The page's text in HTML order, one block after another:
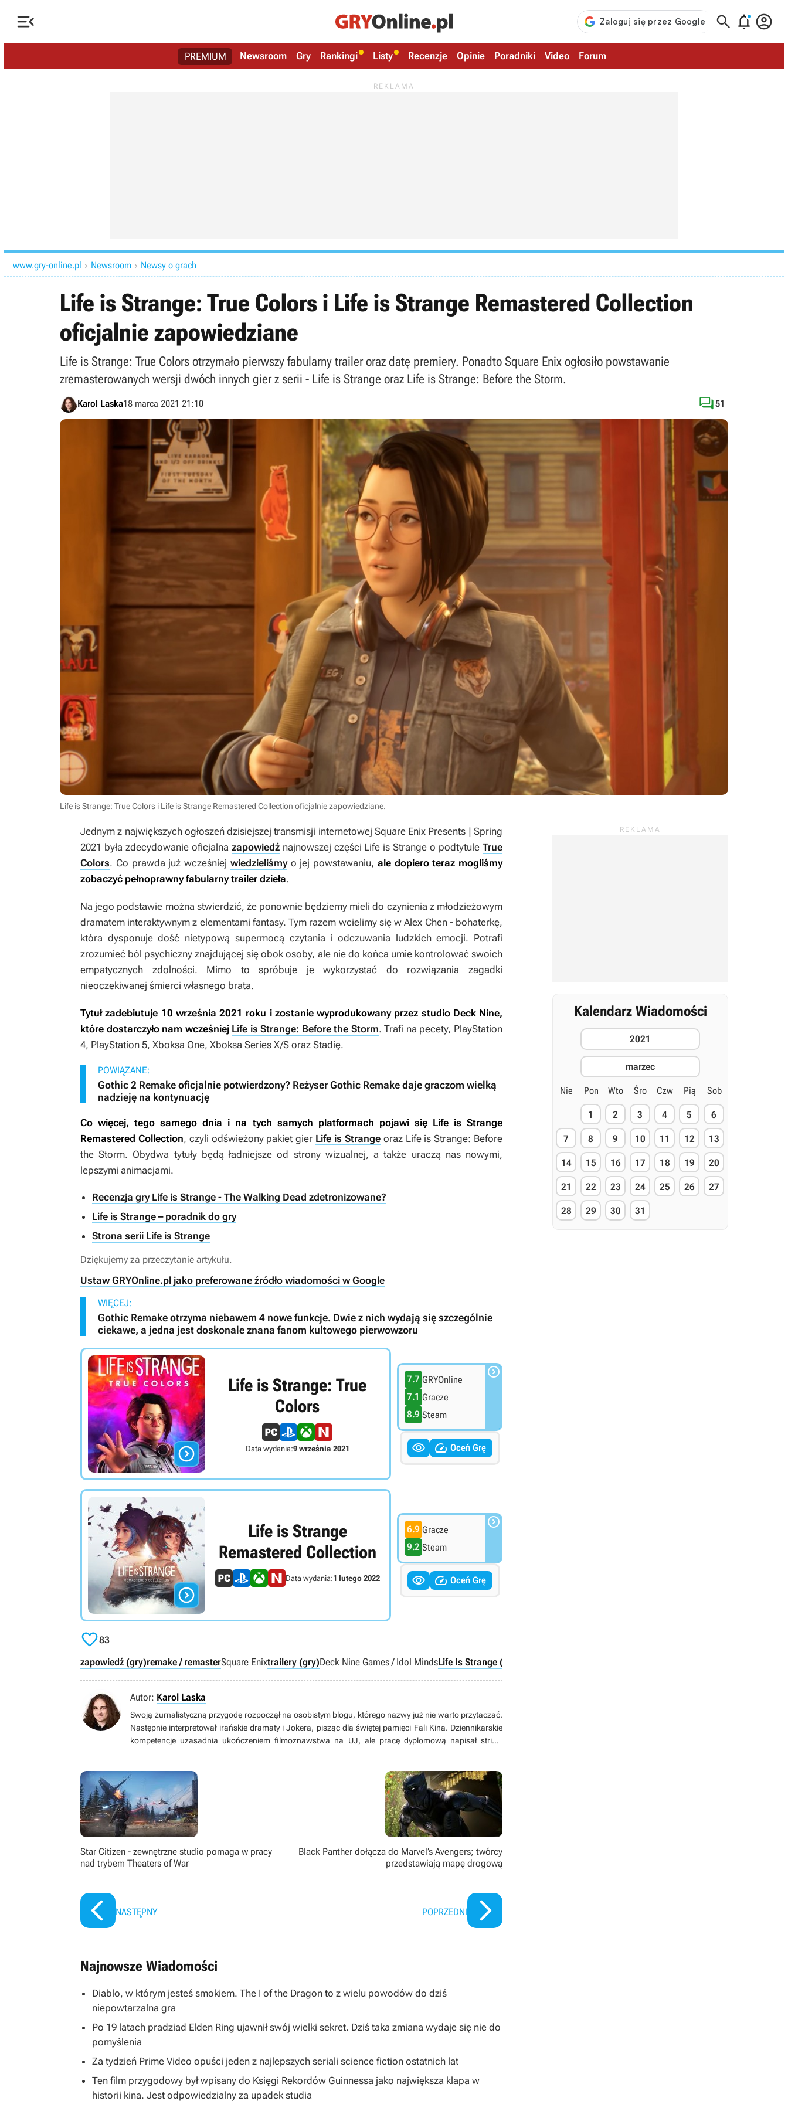
   
PREMIUM Newsroom Gry Rankingi Listy Recenzje Opinie Poradniki Video Forum
www.gry-online.pl  Newsroom  Newsy o grach
Life is Strange: True Colors i Life is Strange Remastered Collection
oficjalnie zapowiedziane
Life is Strange: True Colors otrzymało pierwszy fabularny trailer oraz datę premiery. Ponadto Square Enix ogłosiło powstawanie
zremasterowanych wersji dwóch innych gier z serii - Life is Strange oraz Life is Strange: Before the Storm.
Karol Laska18 marca 2021 21:10 51
Life is Strange: True Colors i Life is Strange Remastered Collection oficjalnie zapowiedziane.
Jednym z największych ogłoszeń dzisiejszej transmisji internetowej Square Enix Presents | Spring
2021 była zdecydowanie oficjalna zapowiedźnajnowszej części Life is Strangeo podtytuleTrue
Colors. Co prawda już wcześniej wiedzieliśmyo jej powstawaniu, ale dopiero teraz mogliśmy
zobaczyć pełnoprawny fabularny trailer dzieła.
Na jego podstawie można stwierdzić, że ponownie będziemy mieli do czynienia z młodzieżowym
dramatem interaktywnym z elementami fantasy. Tym razem wcielimy się w Alex Chen - bohaterkę,
która dysponuje dość nietypową supermocą czytania i odczuwania ludzkich emocji. Potrafi
zrozumieć ból psychiczny znajdującej się obok osoby, ale nie do końca umie kontrolować swoich
empatycznych zdolności. Mimo to spróbuje je wykorzystać do rozwiązania zagadki
nieoczekiwanej śmierci własnego brata.
Tytuł zadebiutuje 10 września 2021 roku i zostanie wyprodukowany przez studio Deck Nine,
które dostarczyło nam wcześniej Life is Strange: Before the Storm. Trafi na pecety, PlayStation
4, PlayStation 5, Xboksa One, Xboksa Series X/S oraz Stadię.
POWIĄZANE:
Gothic 2 Remake oficjalnie potwierdzony? Reżyser Gothic Remake daje graczom wielką
nadzieję na kontynuację
Co więcej, tego samego dnia i na tych samych platformach pojawi się Life is Strange
Remastered Collection, czyli odświeżony pakiet gier Life is Strangeoraz Life is Strange: Before
the Storm. Obydwa tytuły będą ładniejsze od strony wizualnej, a także uraczą nas nowymi,
lepszymi animacjami.
Recenzja gry Life is Strange - The Walking Dead zdetronizowane?
Life is Strange – poradnik do gry
Strona serii Life is Strange
Dziękujemy za przeczytanie artykułu.
Ustaw GRYOnline.pl jako preferowane źródło wiadomości w Google
WIĘCEJ:
Gothic Remake otrzyma niebawem 4 nowe funkcje. Dwie z nich wydają się szczególnie
ciekawe, a jedna jest doskonale znana fanom kultowego pierwowzoru

Life is Strange: True
Colors
Data wydania:9 września 2021
7.7 GRYOnline
7.1 Gracze
8.9 Steam

  Oceń Grę

Life is Strange
Remastered Collection
Data wydania:1 lutego 2022
6.9 Gracze
9.2 Steam

  Oceń Grę
83
zapowiedź (gry)remake / remasterSquare Enixtrailery (gry)Deck Nine Games / Idol MindsLife Is Strange (marka)
Autor: Karol Laska
Swoją żurnalistyczną przygodę rozpoczął na osobistym blogu, którego nazwy już nie warto przytaczać.
Następnie interpretował irańskie dramaty i Jokera, pisząc dla świętej pamięci Fali Kina. Dziennikarskie
kompetencje uzasadnia ukończeniem filmoznawstwa na UJ, ale pracę dyplomową napisał stricte
redaguje i tworzy treści w dziale publicystyki. Od lat męczy najdziwniejsze „indyki” i ogląda arthouse’owe
filmy – ubóstwia surrealizm i postmodernizm. Docenia siłę absurdu. Pewnie dlatego zdecydował się
przez 2 lata biegać na B-klasowych boiskach jako sędzia piłkarski (z marnym skutkiem). Przesadnie
filozofuje, więc uważajcie na jego teksty.
Star Citizen - zewnętrzne studio pomaga w pracy
nad trybem Theaters of War
NASTĘPNY
Black Panther dołącza do Marvel’s Avengers; twórcy
przedstawiają mapę drogową
POPRZEDNI
Najnowsze Wiadomości
Diablo, w którym jesteś smokiem. The I of the Dragon to z wielu powodów do dziś
niepowtarzalna gra
Po 19 latach pradziad Elden Ring ujawnił swój wielki sekret. Dziś taka zmiana wydaje się nie do
pomyślenia
Za tydzień Prime Video opuści jeden z najlepszych seriali science fiction ostatnich lat
Ten film przygodowy był wpisany do Księgi Rekordów Guinnessa jako największa klapa w
historii kina. Jest odpowiedzialny za upadek studia
Kalendarz Wiadomości
2021
marzec
Nie Pon Wto Śro Czw Pią Sob
1 2 3 4 5 6
7 8 9 10 11 12 13
14 15 16 17 18 19 20
21 22 23 24 25 26 27
28 29 30 31